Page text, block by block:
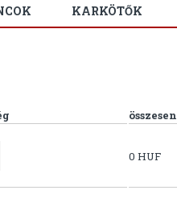
KARKÖTŐK
összesen
0 HUF